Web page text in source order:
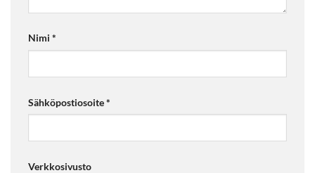
Nimi *
Sähköpostiosoite*
Verkkosivusto